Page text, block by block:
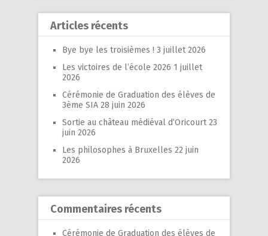
Articles récents
Bye bye les troisièmes ! 3 juillet 2026
Les victoires de l’école 2026 1 juillet
2026
Cérémonie de Graduation des élèves de
3ème SIA 28 juin 2026
Sortie au château médiéval d’Oricourt 23
juin 2026
Les philosophes à Bruxelles 22 juin
2026
Commentaires récents
Cérémonie de Graduation des élèves de